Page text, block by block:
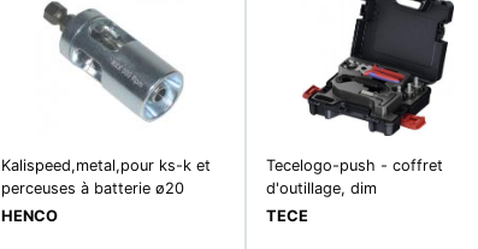
Kalispeed,metal,pour ks-k et
perceuses à batterie ø20
HENCO
Tecelogo-push - coffret
d'outillage, dim
TECE